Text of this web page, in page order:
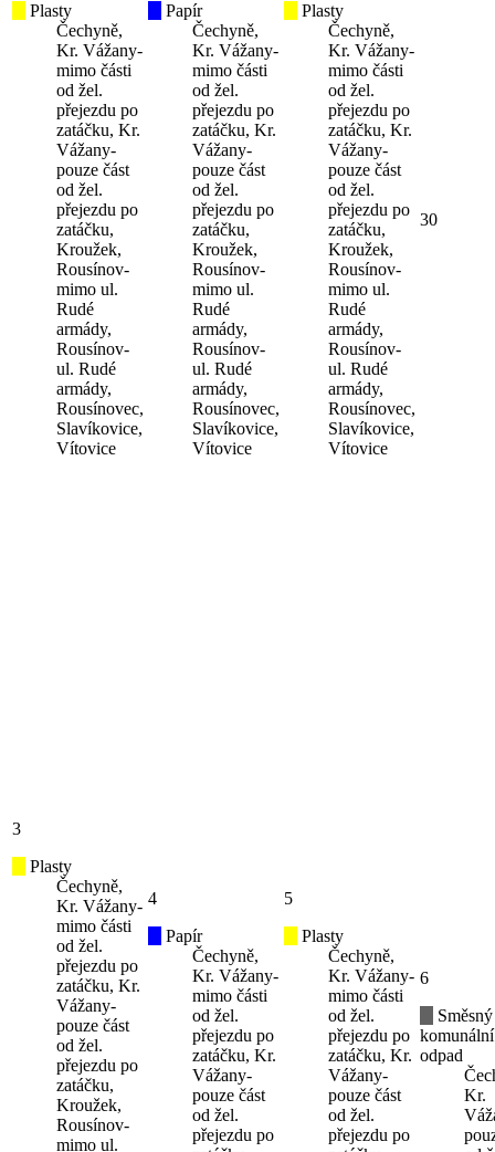
Plasty
Čechyně,
Kr. Vážany-
mimo části
od žel.
přejezdu po
zatáčku, Kr.
Vážany-
pouze část
od žel.
přejezdu po
zatáčku,
Kroužek,
Rousínov-
mimo ul.
Rudé
armády,
Rousínov-
ul. Rudé
armády,
Rousínovec,
Slavíkovice,
Vítovice
Papír
Čechyně,
Kr. Vážany-
mimo části
od žel.
přejezdu po
zatáčku, Kr.
Vážany-
pouze část
od žel.
přejezdu po
zatáčku,
Kroužek,
Rousínov-
mimo ul.
Rudé
armády,
Rousínov-
ul. Rudé
armády,
Rousínovec,
Slavíkovice,
Vítovice
Plasty
Čechyně,
Kr. Vážany-
mimo části
od žel.
přejezdu po
zatáčku, Kr.
Vážany-
pouze část
od žel.
přejezdu po
zatáčku,
Kroužek,
Rousínov-
mimo ul.
Rudé
armády,
Rousínov-
ul. Rudé
armády,
Rousínovec,
Slavíkovice,
Vítovice
30
3
Plasty
Čechyně,
Kr. Vážany-
mimo části
od žel.
přejezdu po
zatáčku, Kr.
Vážany-
pouze část
od žel.
přejezdu po
zatáčku,
Kroužek,
Rousínov-
mimo ul.
4
Papír
Čechyně,
Kr. Vážany-
mimo části
od žel.
přejezdu po
zatáčku, Kr.
Vážany-
pouze část
od žel.
přejezdu po
5
Plasty
Čechyně,
Kr. Vážany-
mimo části
od žel.
přejezdu po
zatáčku, Kr.
Vážany-
pouze část
od žel.
přejezdu po
6
Směsný
komunální
odpad
Kr.